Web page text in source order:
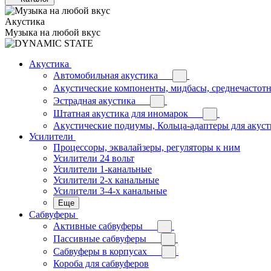
Акустика
Музыка на любой вкус
Акустика
Автомобильная акустика
Акустические компоненты, мидбасы,
Эстрадная акустика
Штатная акустика для иномарок
Акустические подиумы, Кольца-адаптеры для
Усилители
Процессоры, эквалайзеры, регуляторы к ним
Усилители 24 вольт
Усилители 1-канальные
Усилители 2-х канальные
Усилители 3-4-х канальные
Еще
Сабвуферы
Активные сабвуферы
Пассивные сабвуферы
Сабвуферы в корпусах
Короба для сабвуферов